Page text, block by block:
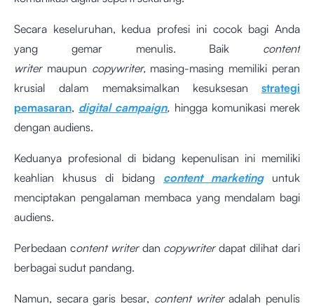
Secara keseluruhan, kedua profesi ini cocok bagi Anda
yang gemar menulis. Baik content
writer maupun copywriter, masing-masing memiliki peran
krusial dalam memaksimalkan kesuksesan strategi
pemasaran, digital campaign, hingga komunikasi merek
dengan audiens.
Keduanya profesional di bidang kepenulisan ini memiliki
keahlian khusus di bidang content marketinguntuk
menciptakan pengalaman membaca yang mendalam bagi
audiens.
Perbedaan content writer dan copywriterdapat dilihat dari
berbagai sudut pandang.
Namun, secara garis besar, content writeradalah penulis